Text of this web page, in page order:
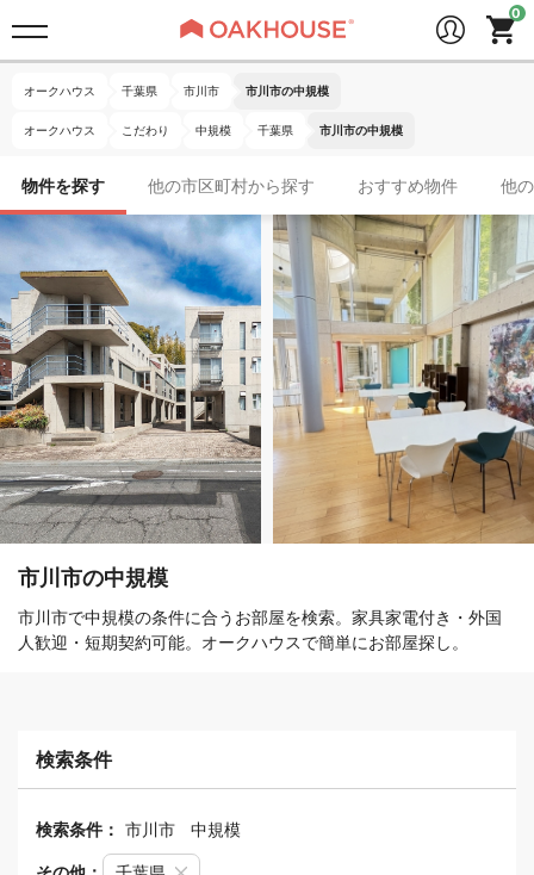
オークハウス 千葉県 市川市 市川市の中規模
オークハウス こだわり 中規模 千葉県 市川市の中規模
物件を探す 他の市区町村から探す おすすめ物件 他
市川市の中規模
市川市で中規模の条件に合うお部屋を検索。家具家電付き・外国
人歓迎・短期契約可能。オークハウスで簡単にお部屋探し。
検索条件
検索条件： 市川市 中規模